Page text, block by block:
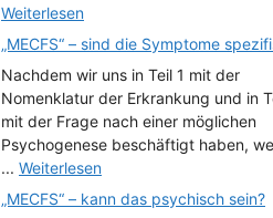
Weiterlesen
„MECFS“ – sind die Symptome
Nachdem wir uns in Teil 1 mit der
Nomenklatur der Erkrankung und in
mit der Frage nach einer möglichen
Psychogenese beschäftigt haben,
... Weiterlesen
„MECFS“ – kann das psychisch sein?